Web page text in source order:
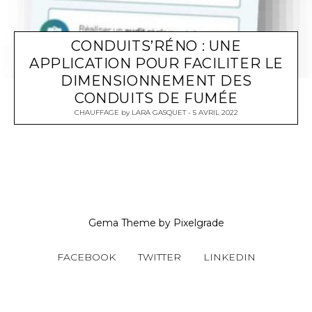
CONDUITS’RÉNO : UNE
APPLICATION POUR FACILITER LE
DIMENSIONNEMENT DES
CONDUITS DE FUMÉE
CHAUFFAGE by LARA GASQUET 5 AVRIL 2022
Gema Theme by Pixelgrade
FACEBOOK TWITTER LINKEDIN